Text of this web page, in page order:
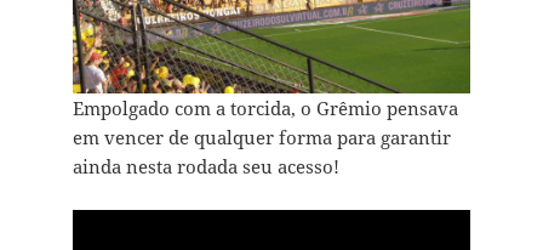
Empolgado com a torcida, o Grêmio pensava
em vencer de qualquer forma para garantir
ainda nesta rodada seu acesso!